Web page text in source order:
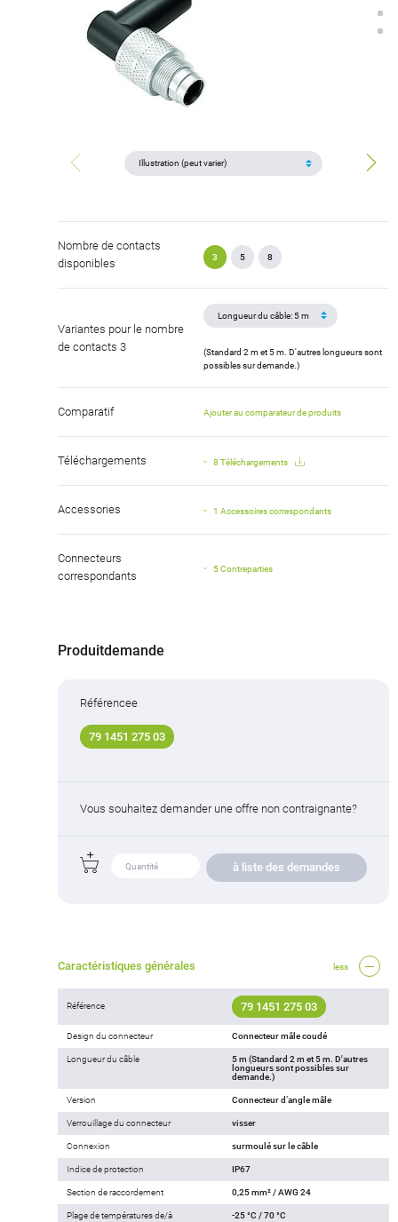
Nombre de contacts
disponibles
3 5 8
Variantes pour le nombre
de contacts 3
(Standard 2 m et 5 m. D'autres longueurs sont
possibles sur demande.)
Comparatif Ajouter au comparateur de produits
Téléchargements 8 Téléchargements
Accessories 1 Accessoires correspondants
Connecteurs
correspondants
5 Contreparties
Produitdemande
Référencee
79 1451 275 03
Vous souhaitez demander une offre non contraignante?
à liste des demandes
Caractéristiques générales less
Référence 79 1451 275 03
Design du connecteur Connecteur mâle coudé
Longueur du câble
5 m (Standard 2 m et 5 m. D'autres
longueurs sont possibles sur
demande.)
Version Connecteur d‘angle mâle
Verrouillage du connecteur visser
Connexion surmoulé sur le câble
Indice de protection IP67
Section de raccordement 0,25 mm² / AWG 24
Plage de températures de/à -25 °C / 70 °C